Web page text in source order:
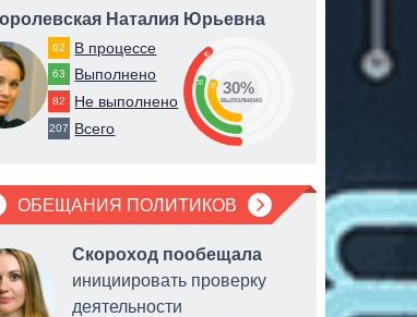
Наталия Юрьевна
62 В процессе
63 Выполнено
82 Не выполнено
207 Всего
40
30 30 30%
выполнено
ОБЕЩАНИЯ ПОЛИТИКОВ
Скороход пообещала
инициировать проверку
деятельности